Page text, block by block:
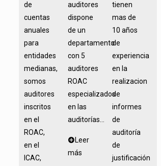
de
cuentas
anuales
para
entidades
medianas,
somos
auditores
inscritos
en el
ROAC,
en el
ICAC,
auditores
dispone
de un
departamento
con 5
auditores
ROAC
especializados
en las
auditorías...
Leer
más
tienen
mas de
10 años
de
experiencia
en la
realizacion
de
informes
de
auditoría
de
justificación